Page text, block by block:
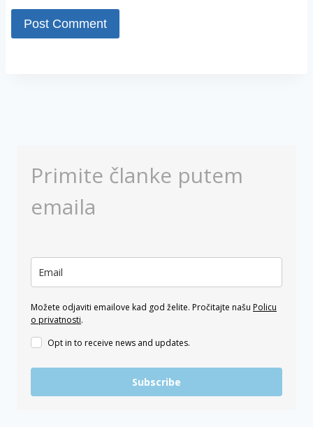
Primite članke putem
emaila
Možete odjaviti emailove kad god želite. Pročitajte našu Policu
o privatnosti.
Opt in to receive news and updates.
Subscribe